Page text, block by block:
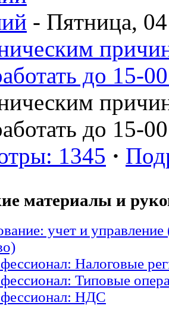
- Пятница,
до 15-
до 15-00
1345 ·
материалы и
учет и управление
Налоговые
Типовые
НДС